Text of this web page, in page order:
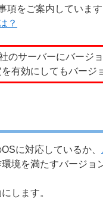
項をご案内していま
？
のサーバーにバージ
有効にしてもバージ
に対応しているか、
境を満たすバージ
します。